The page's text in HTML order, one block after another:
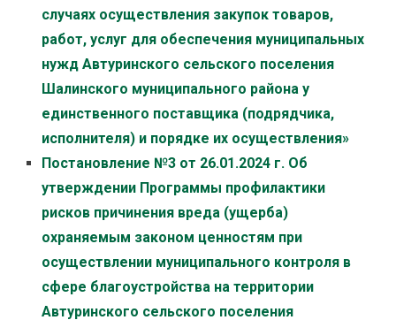
случаях осуществления закупок товаров,
работ, услуг для обеспечения муниципальных
нужд Автуринского сельского поселения
Шалинского муниципального района у
единственного поставщика (подрядчика,
исполнителя) и порядке их осуществления»
Постановление №3 от 26.01.2024 г. Об
утверждении Программы профилактики
рисков причинения вреда (ущерба)
охраняемым законом ценностям при
осуществлении муниципального контроля в
сфере благоустройства на территории
Автуринского сельского поселения